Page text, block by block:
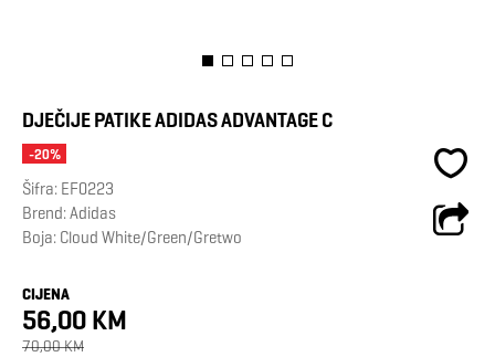
DJEČIJE PATIKE ADIDAS ADVANTAGE C
-20%
Šifra: EF0223
Brend:Adidas
Boja: Cloud White/Green/Gretwo
CIJENA
56,00 KM
70,00 KM